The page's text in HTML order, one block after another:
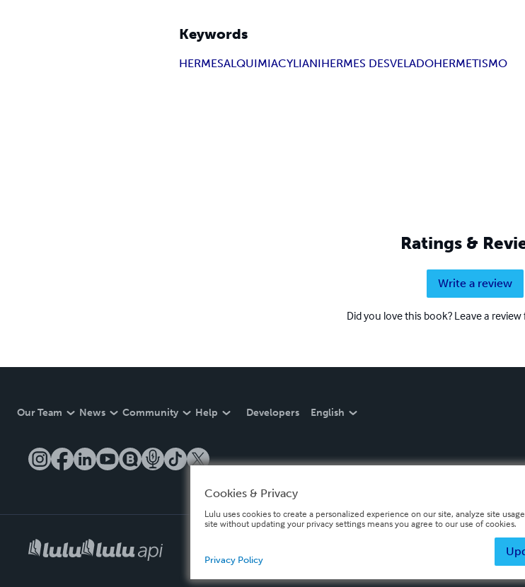
Keywords
HERMESALQUIMIACYLIANIHERMES DESVELADOHERMETISMO
Ratings &
Write a review
Did you love this book? Leave a
Our Team News Community Help Developers English
Cookies & Privacy
Lulu uses cookies to create a personalized experience on our site, analyze site
site without updating your privacy settings means you agree to our use of cookies.
Privacy Policy